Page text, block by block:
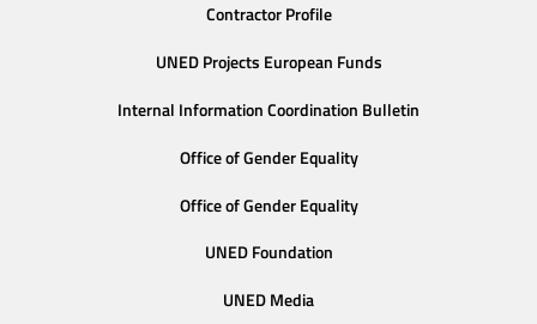
Contractor Profile
UNED Projects European Funds
Internal Information Coordination Bulletin
Office of Gender Equality
Office of Gender Equality
UNED Foundation
UNED Media